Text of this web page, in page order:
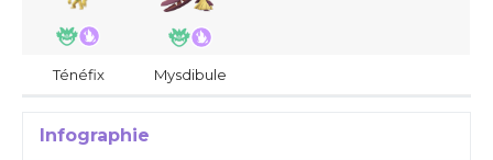
Ténéfix Mysdibule
Infographie